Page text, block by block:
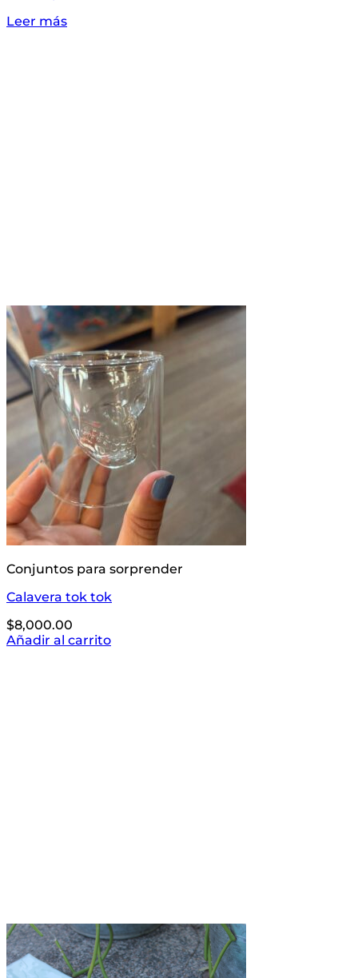
Leer más
Conjuntos para sorprender
Calavera tok tok
$8,000.00
Añadir al carrito